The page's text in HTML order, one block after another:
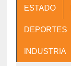
ESTADO
DEPORTES
INDUSTRIA